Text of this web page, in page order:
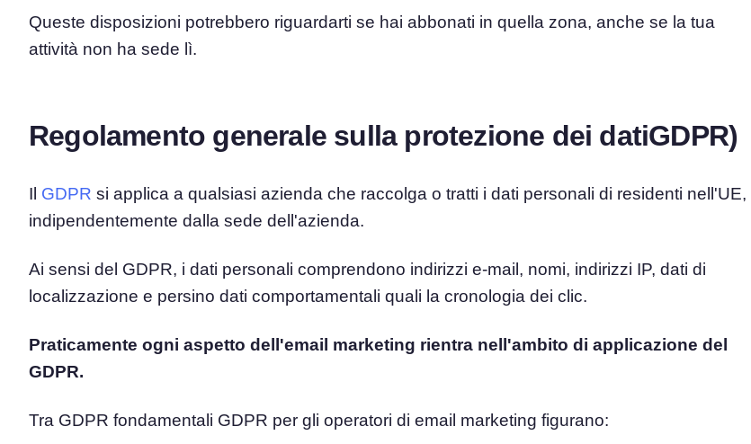
Queste disposizioni potrebbero riguardarti se hai abbonati in quella zona, anche se la tua
attività non ha sede lì.
Regolamento generale sulla protezione dei datiGDPR)
Il GDPR si applica a qualsiasi azienda che raccolga o tratti i dati personali di residenti nell'UE,
indipendentemente dalla sede dell'azienda.
Ai sensi del GDPR, i dati personali comprendono indirizzi e-mail, nomi, indirizzi IP, dati di
localizzazione e persino dati comportamentali quali la cronologia dei clic.
Praticamente ogni aspetto dell'email marketing rientra nell'ambito di applicazione del
GDPR.
Tra GDPR fondamentali GDPR per gli operatori di email marketing figurano: